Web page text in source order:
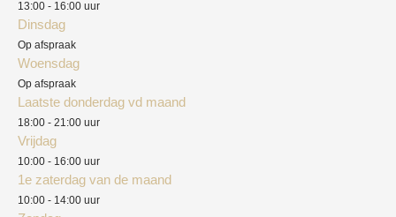
13:00 - 16:00 uur
Dinsdag
Op afspraak
Woensdag
Op afspraak
Laatste donderdag vd maand
18:00 - 21:00 uur
Vrijdag
10:00 - 16:00 uur
1e zaterdag van de maand
10:00 - 14:00 uur